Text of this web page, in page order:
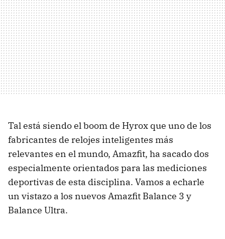
Tal está siendo el boom de Hyrox que uno de los
fabricantes de relojes inteligentes más
relevantes en el mundo, Amazfit, ha sacado dos
especialmente orientados para las mediciones
deportivas de esta disciplina. Vamos a echarle
un vistazo a los nuevos Amazfit Balance 3 y
Balance Ultra.